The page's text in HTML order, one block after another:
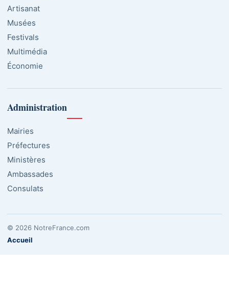
Artisanat
Musées
Festivals
Multimédia
Économie
Administration
Mairies
Préfectures
Ministères
Ambassades
Consulats
© 2026 NotreFrance.com
Accueil